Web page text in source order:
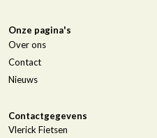
Onze pagina's
Over ons
Contact
Nieuws
Contactgegevens
Vlerick Fietsen